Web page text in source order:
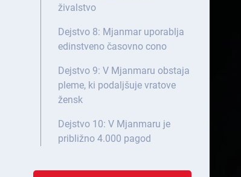
živalstvo
Dejstvo 8: Mjanmar uporablja
edinstveno časovno cono
Dejstvo 9: V Mjanmaru obstaja
pleme, ki podaljšuje vratove
žensk
Dejstvo 10: V Mjanmaru je
približno 4.000 pagod